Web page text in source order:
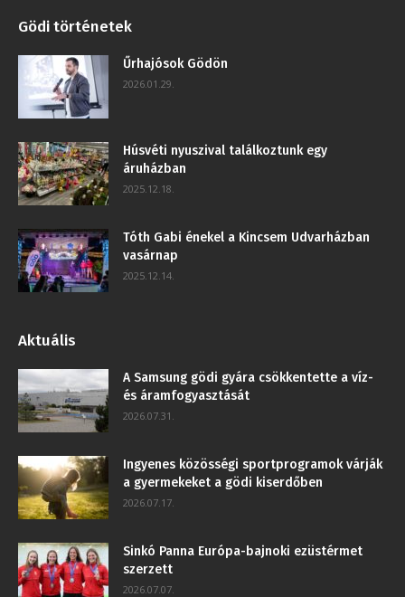
Gödi történetek
Űrhajósok Gödön
2026.01.29.
Húsvéti nyuszival találkoztunk egy
áruházban
2025.12.18.
Tóth Gabi énekel a Kincsem Udvarházban
vasárnap
2025.12.14.
Aktuális
A Samsung gödi gyára csökkentette a víz-
és áramfogyasztását
2026.07.31.
Ingyenes közösségi sportprogramok várják
a gyermekeket a gödi kiserdőben
2026.07.17.
Sinkó Panna Európa-bajnoki ezüstérmet
szerzett
2026.07.07.